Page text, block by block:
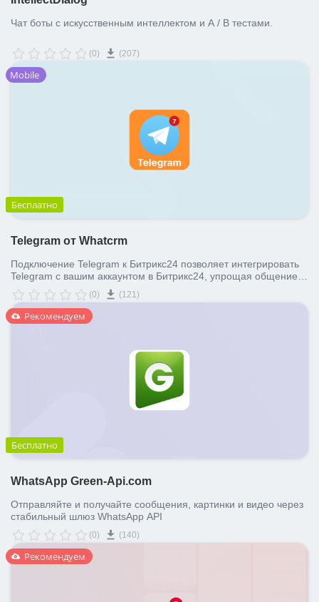
Чат боты с искусственным интеллектом и A / B тестами.
(0) (207)
Mobile
Бесплатно
Telegram от Whatcrm
Подключение Telegram к Битрикс24 позволяет интегрировать
Telegram с вашим аккаунтом в Битрикс24, упрощая общение с
клиентами и передачу файлов напрямую через "Открытые
линии"
(0) (121)
Рекомендуем
Бесплатно
WhatsApp Green-Api.com
Отправляйте и получайте сообщения, картинки и видео через
стабильный шлюз WhatsApp API
(0) (140)
Рекомендуем